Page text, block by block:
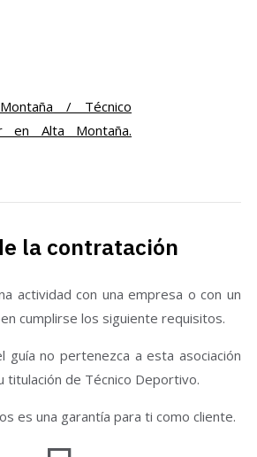
/ Técnico
en Alta Montaña.
la contratación
actividad con una empresa o con un
cumplirse los siguiente requisitos.
guía no pertenezca a esta asociación
de Técnico Deportivo.
es una garantía para ti como cliente.